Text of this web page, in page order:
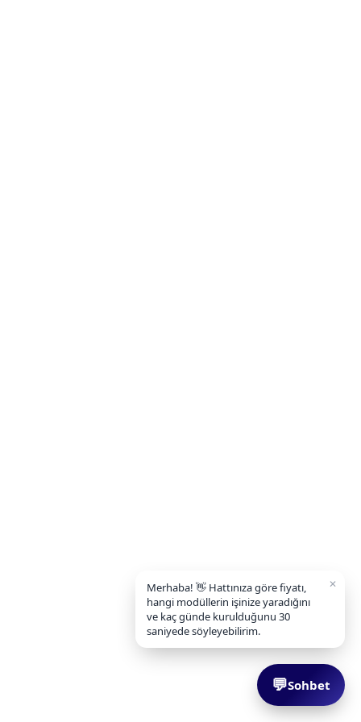
💬Sohbet
Merhaba! 👋 Hattınıza göre fiyatı,
hangi modüllerin işinize yaradığını
ve kaç günde kurulduğunu 30
saniyede söyleyebilirim.
✕